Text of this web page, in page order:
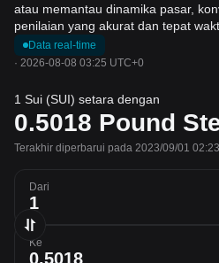
atau memantau dinamika pasar,
penilaian yang akurat dan tepat
Data real-time
· 2026-08-08 03:25 UTC+0
1 Sui (SUI) setara dengan
0.5018 Pound
Terakhir diperbarui pada 2023/09/01
Dari
Ke